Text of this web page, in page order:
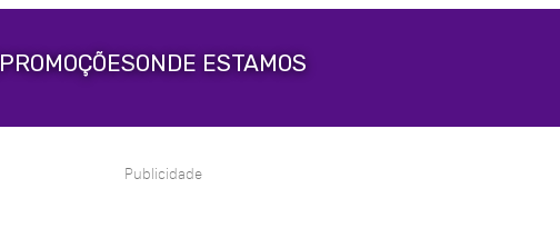
PROMOÇÕESONDE ESTAMOS
Publicidade